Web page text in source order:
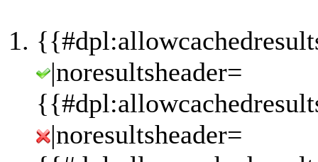
|noresultsheader=
|noresultsheader=